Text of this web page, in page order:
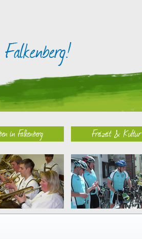
in Falkenberg Freizeit & Kultur